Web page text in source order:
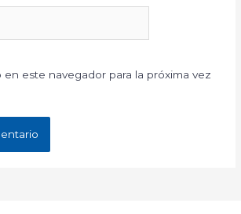
este navegador para la próxima vez